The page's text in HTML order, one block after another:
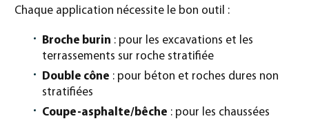
Chaque application nécessite le bon outil :
Broche burin : pour les excavations et les
terrassements sur roche stratifiée
Double cône : pour béton et roches dures non
stratifiées
Coupe-asphalte/bêche : pour les chaussées